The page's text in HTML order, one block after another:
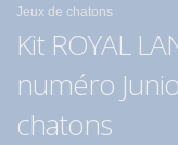
Jeux de chatons
Kit ROYAL
numéro
chatons